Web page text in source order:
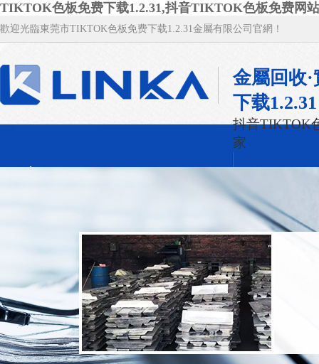
TIKTOK色板免费下载1.2.31,抖音TIKTOK色板免费网
歡迎光臨東莞市TIKTOK色板免费下载1.2.31金屬有限公司官網！
金屬回收
下载1.2.31
抖音TIKTOK
家
新聞資訊